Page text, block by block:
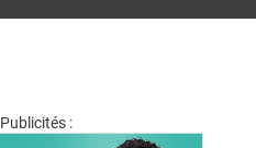
Publicités :